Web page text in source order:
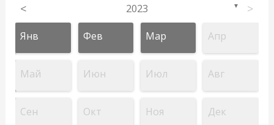
< 2023 ▼ >
Янв Фев Мар Апр
Май Июн Июл Авг
Сен Окт Ноя Дек